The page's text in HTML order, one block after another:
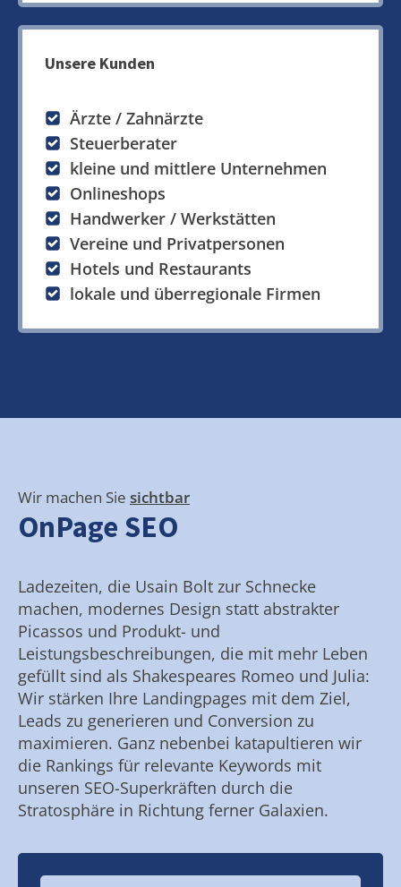
Unsere Kunden
Ärzte / Zahnärzte
Steuerberater
kleine und mittlere Unternehmen
Onlineshops
Handwerker / Werkstätten
Vereine und Privatpersonen
Hotels und Restaurants
lokale und überregionale Firmen
Wir machen Sie sichtbar
OnPage SEO
Ladezeiten, die Usain Bolt zur Schnecke
machen, modernes Design statt abstrakter
Picassos und Produkt- und
Leistungsbeschreibungen, die mit mehr Leben
gefüllt sind als Shakespeares Romeo und Julia:
Wir stärken Ihre Landingpages mit dem Ziel,
Leads zu generieren und Conversion zu
maximieren. Ganz nebenbei katapultieren wir
die Rankings für relevante Keywords mit
unseren SEO-Superkräften durch die
Stratosphäre in Richtung ferner Galaxien.